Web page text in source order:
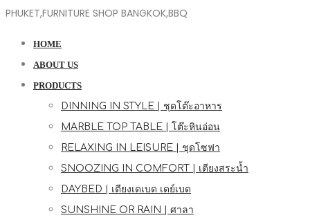
PHUKET,FURNITURE SHOP BANGKOK,BBQ
HOME
ABOUT US
PRODUCTS
DINNING IN STYLE | ชุดโต๊ะอาหาร
MARBLE TOP TABLE | โต๊ะหินอ่อน
RELAXING IN LEISURE | ชุดโซฟา
SNOOZING IN COMFORT | เตียงสระน้ำ
DAYBED | เตียงเดเบด เดย์เบด
SUNSHINE OR RAIN | ศาลา